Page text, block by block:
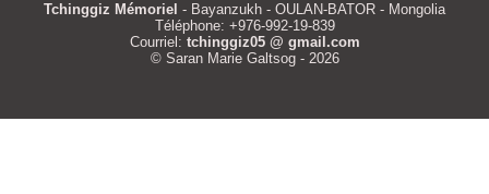
Tchinggiz Mémoriel - Bayanzukh - OULAN-BATOR - Mongolia
Téléphone: +976-992-19-839
Courriel: tchinggiz05 @ gmail.com
© Saran Marie Galtsog - 2026